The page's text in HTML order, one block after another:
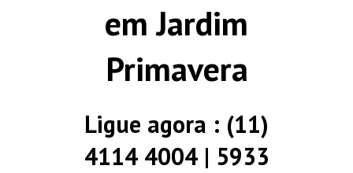
em Jardim
Primavera
Ligue agora : (11)
4114 4004 | 5933